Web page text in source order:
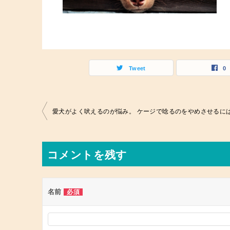
Tweet 0
投
ナ
ビ
ゲ
ー
ョ
愛犬がよく吠えるのが悩み。 ケージで唸るのをやめさせるに
コメントを残す
名前 必須